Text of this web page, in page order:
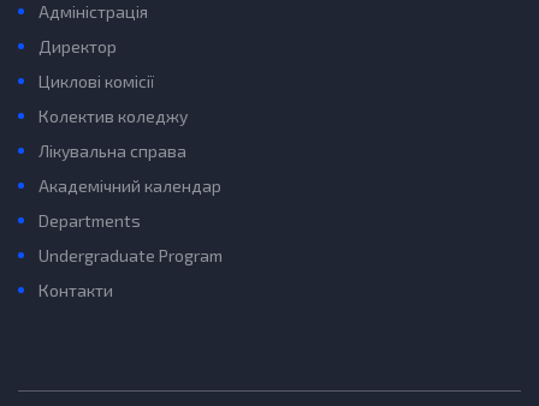
Адміністрація
Директор
Циклові комісії
Колектив коледжу
Лікувальна справа
Академічний календар
Departments
Undergraduate Program
Контакти